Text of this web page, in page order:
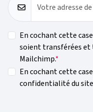
Votre adresse
En cochant cette
soient transférées
Mailchimp.
En cochant cette
confidentialité du site